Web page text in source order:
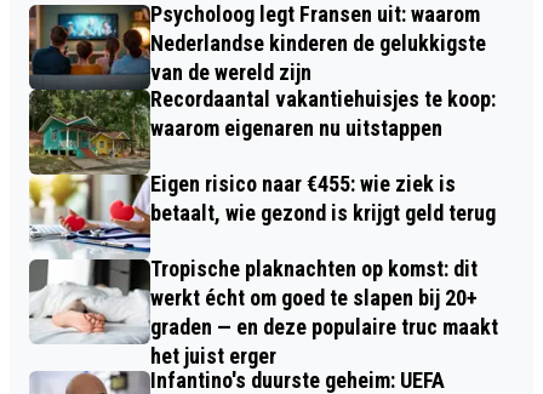
Psycholoog legt Fransen uit: waarom
Nederlandse kinderen de gelukkigste
van de wereld zijn
Recordaantal vakantiehuisjes te koop:
waarom eigenaren nu uitstappen
Eigen risico naar €455: wie ziek is
betaalt, wie gezond is krijgt geld terug
Tropische plaknachten op komst: dit
werkt écht om goed te slapen bij 20+
graden — en deze populaire truc maakt
het juist erger
Infantino's duurste geheim: UEFA